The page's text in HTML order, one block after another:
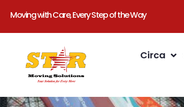
Moving with Care, Every Step of the Way
Circa